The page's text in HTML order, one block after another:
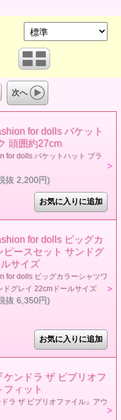
次へ
for dolls バケット
頭囲約27cm
for dolls バケットハット ブラ
抜 2,200円)
for dolls ビッグカ
ピースセット サンドグ
サイズ
for dolls ビッグカラーシャツワ
ドグレイ 22cmドールサイズ
抜 6,350円)
ケンドラ ザ ビブリオフ
フィット
ラ ザ ビブリオファイル』アウ